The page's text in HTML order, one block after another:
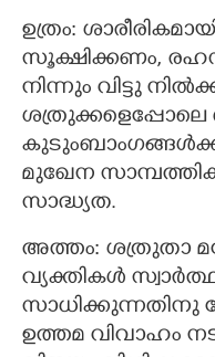
ഉത്രം:
സൂക്ഷിക്കണം,
നിന്നും വിട്ടു
ശത്രുക്കളെപ്പോലെ
മുഖേന
സാദ്ധ്യത.
അത്തം: ശത്രുതാ
വ്യക്തികൾ
സാധിക്കുന്നതിനു
ഉത്തമ വിവാഹം